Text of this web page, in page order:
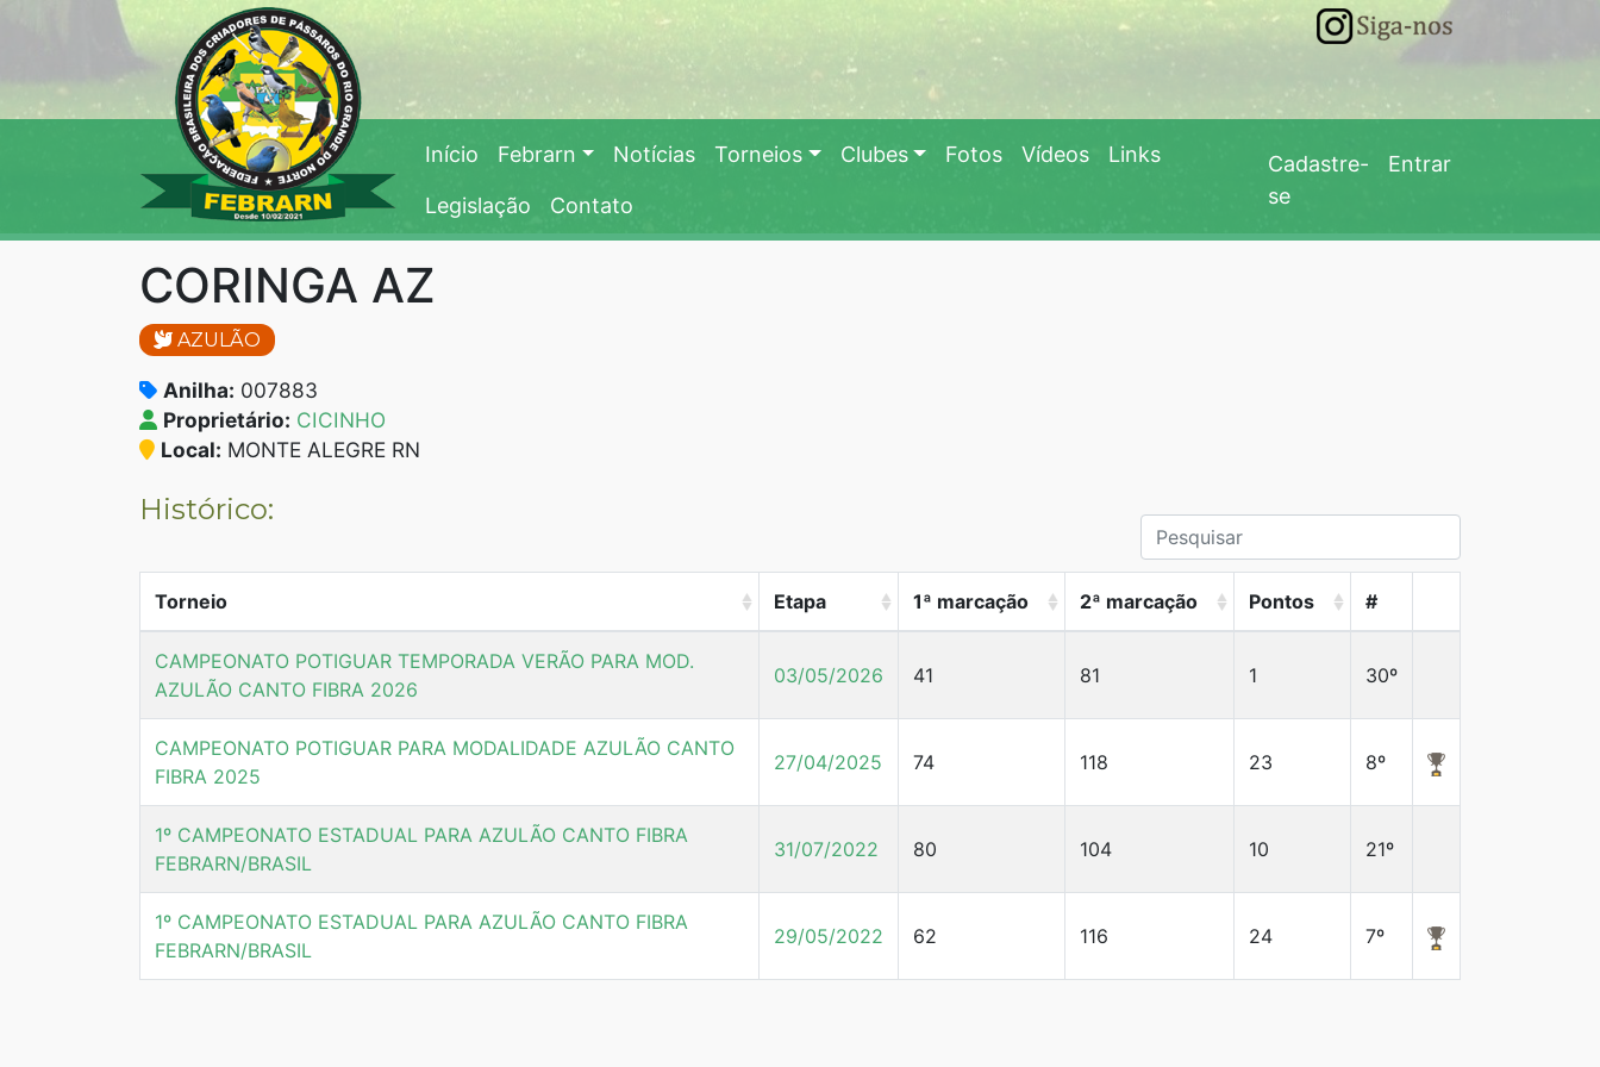
Início Febrarn Notícias Torneios Clubes Fotos Vídeos Links
Legislação Contato
Cadastre-
se
Entrar
CORINGA AZ
AZULÃO
Anilha: 007883
Proprietário: CICINHO
Local: MONTE ALEGRE RN
Histórico:
Torneio Etapa 1ª marcação 2ª marcação Pontos #
CAMPEONATO POTIGUAR TEMPORADA VERÃO PARA MOD.
AZULÃO CANTO FIBRA 2026
03/05/2026 41 81 1 30º
CAMPEONATO POTIGUAR PARA MODALIDADE AZULÃO CANTO
FIBRA 2025
27/04/2025 74 118 23 8º
1º CAMPEONATO ESTADUAL PARA AZULÃO CANTO FIBRA
FEBRARN/BRASIL
31/07/2022 80 104 10 21º
1º CAMPEONATO ESTADUAL PARA AZULÃO CANTO FIBRA
FEBRARN/BRASIL
29/05/2022 62 116 24 7º